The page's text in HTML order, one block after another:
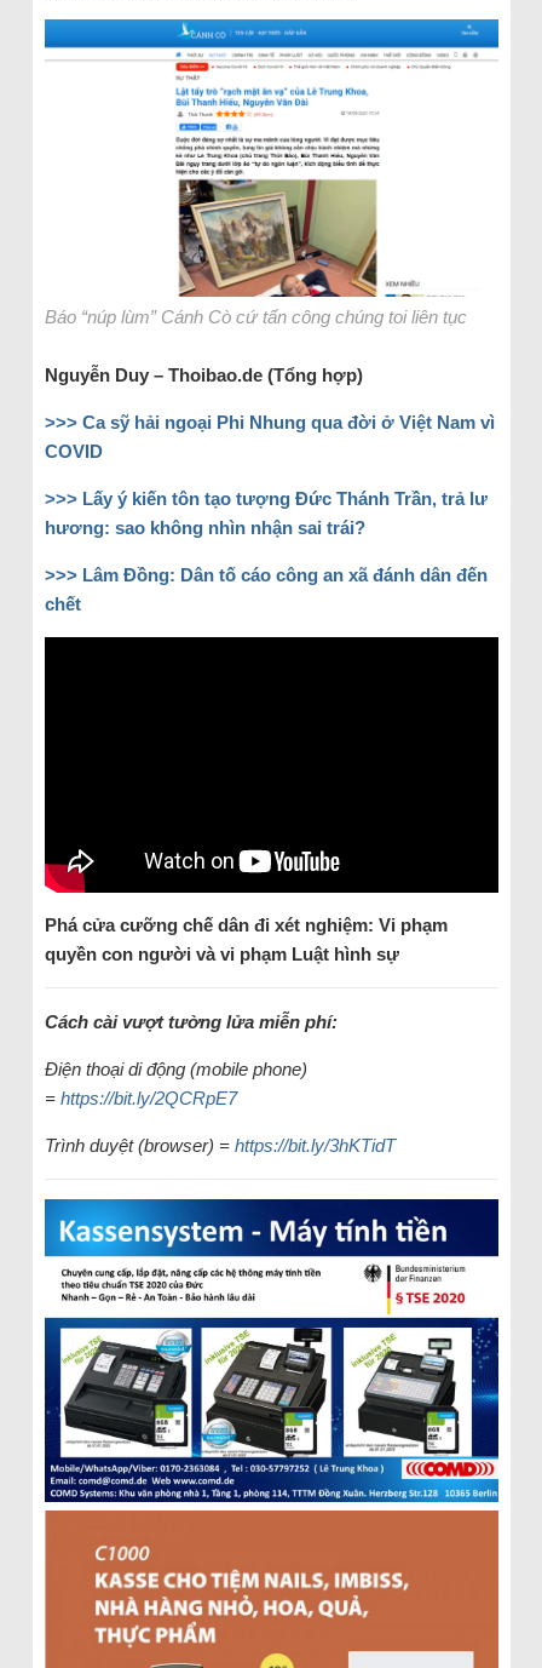
Báo “núp lùm” Cánh Cò cứ tấn công chúng toi liên tục
Nguyễn Duy – Thoibao.de (Tổng hợp)
>>> Ca sỹ hải ngoại Phi Nhung qua đời ở Việt Nam vì
COVID
>>> Lấy ý kiến tôn tạo tượng Đức Thánh Trần, trả lư
hương: sao không nhìn nhận sai trái?
>>> Lâm Đồng: Dân tố cáo công an xã đánh dân đến
chết
Phá cửa cưỡng chế dân đi xét nghiệm: Vi phạm
quyền con người và vi phạm Luật hình sự
Cách cài vượt tường lửa miễn phí:
Điện thoại di động (mobile phone)
= https://bit.ly/2QCRpE7
Trình duyệt (browser) = https://bit.ly/3hKTidT